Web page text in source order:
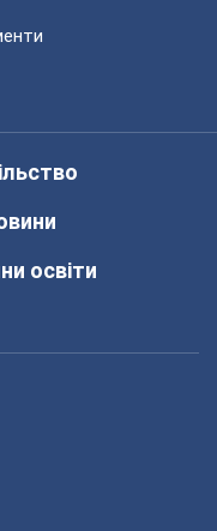
освіти